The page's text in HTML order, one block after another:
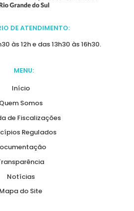
DE ATENDIMENTO:
às 12h e das 13h30 às 16h30.
MENU:
Início
Quem Somos
de Fiscalizações
Regulados
Notícias
Mapa do Site